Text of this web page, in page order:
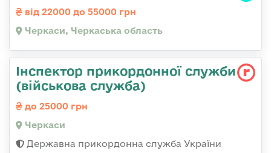
від 22000 до 55000 грн
Черкаси, Черкаська область
Інспектор прикордонної служби
(військова служба)
до 25000 грн
Черкаси
Державна прикордонна служба України